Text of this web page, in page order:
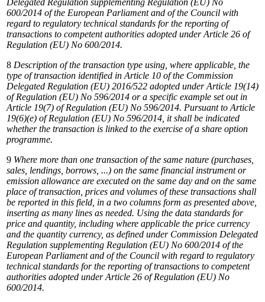
Delegated Regulation supplementing Regulation (EU) No
600/2014 of the European Parliament and of the Council with
regard to regulatory technical standards for the reporting of
transactions to competent authorities adopted under Article 26 of
Regulation (EU) No 600/2014.
8 Description of the transaction type using, where applicable, the
type of transaction identified in Article 10 of the Commission
Delegated Regulation (EU) 2016/522 adopted under Article 19(14)
of Regulation (EU) No 596/2014 or a specific example set out in
Article 19(7) of Regulation (EU) No 596/2014. Pursuant to Article
19(6)(e) of Regulation (EU) No 596/2014, it shall be indicated
whether the transaction is linked to the exercise of a share option
programme.
9 Where more than one transaction of the same nature (purchases,
sales, lendings, borrows, ...) on the same financial instrument or
emission allowance are executed on the same day and on the same
place of transaction, prices and volumes of these transactions shall
be reported in this field, in a two columns form as presented above,
inserting as many lines as needed. Using the data standards for
price and quantity, including where applicable the price currency
and the quantity currency, as defined under Commission Delegated
Regulation supplementing Regulation (EU) No 600/2014 of the
European Parliament and of the Council with regard to regulatory
technical standards for the reporting of transactions to competent
authorities adopted under Article 26 of Regulation (EU) No
600/2014.